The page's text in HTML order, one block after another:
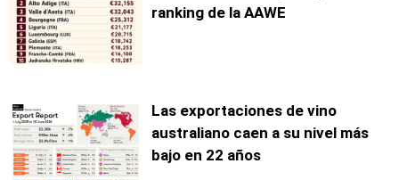
ranking de la AAWE
Las exportaciones de vino
australiano caen a su nivel más
bajo en 22 años